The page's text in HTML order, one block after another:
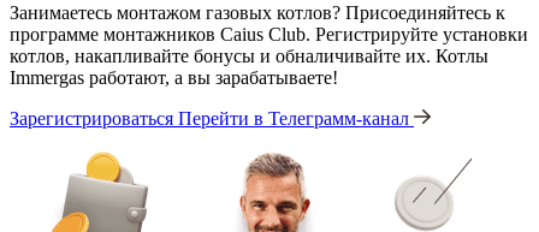
Занимаетесь монтажом газовых котлов? Присоединяйтесь к
программе монтажников Caius Club. Регистрируйте установки
котлов, накапливайте бонусы и обналичивайте их. Котлы
Immergas работают, а вы зарабатываете!
Зарегистрироваться Перейти в Телеграмм-канал